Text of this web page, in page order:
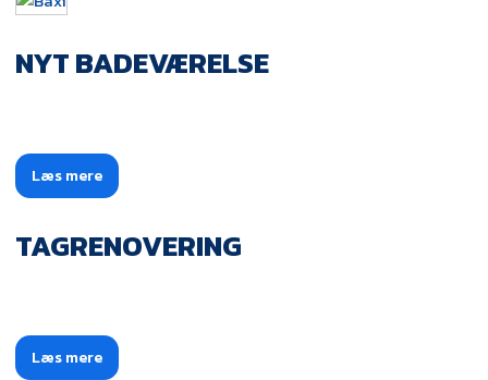
NYT BADEVÆRELSE
Læs mere​
TAGRENOVERING
Læs mere​